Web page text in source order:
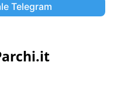
Telegram